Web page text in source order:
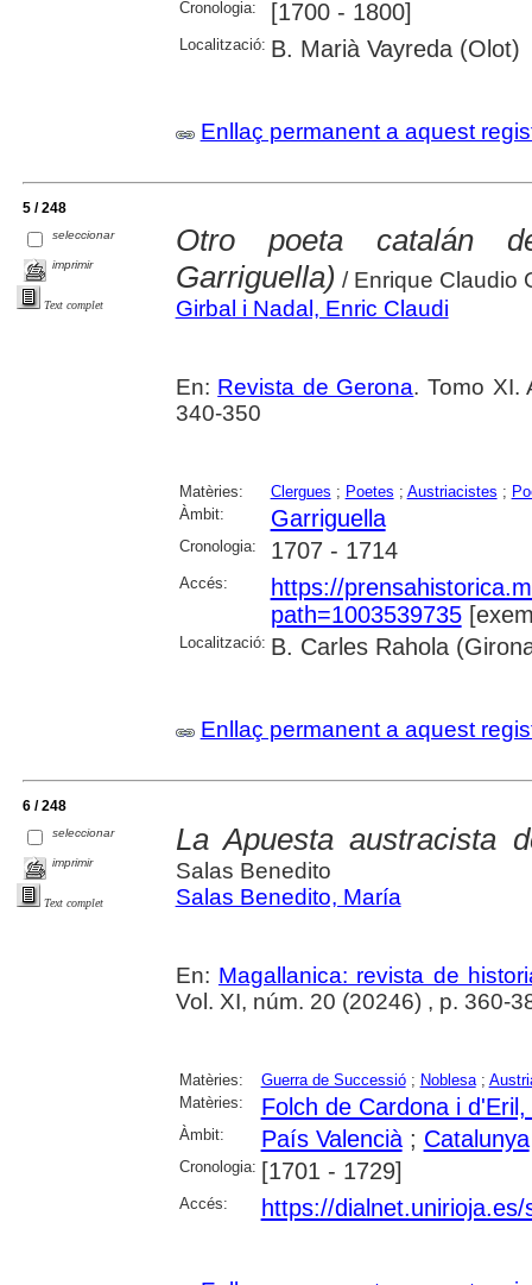
Cronologia: [1700 - 1800]
Localització: B. Marià Vayreda (Olot)
Enllaç permanent a aquest
5 / 248
seleccionar
imprimir
Text complet
Otro poeta catalán
Garriguella) / Enrique Claudio
Girbal i Nadal, Enric Claudi
En: Revista de Gerona. Tomo XI.
340-350
Matèries: Clergues ; Poetes ; Austriacistes ;
Àmbit:
Garriguella
Cronologia: 1707 - 1714
Accés:
https://
path=1003539735
Localització: B. Carles Rahola
Enllaç permanent a aquest
6 / 248
seleccionar
imprimir
Text complet
La Apuesta austracista
Salas Benedito
Salas Benedito, María
En: Magallanica: revista de
Vol. XI, núm. 20 (20246) , p. 360-
Matèries: Guerra de Successió; Noblesa;
Matèries:
Folch de Cardona i d'Eril,
Àmbit: País Valencià; Catalunya
Cronologia: [1701 - 1729]
Accés: https://